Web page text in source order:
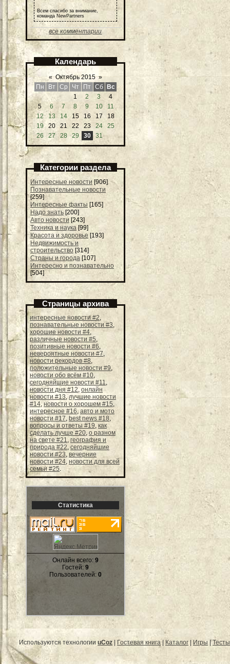
Всем спасибо за внимание,
команда NewPartners
все комментарии
Календарь
« Октябрь 2015 »
Пн
Вт Ср Чт Пт Сб Вс
1
2 3
4
5
6 7 8 9 10
11
12
13 14 15 16 17
18
19
20 21 22 23 24
25
26
27 28 29 30 31
Категории раздела
Интересные новости [906]
Познавательные новости
[259]
Интересные факты [165]
Надо знать [200]
Авто новости [243]
Техника и наука [99]
Красота и здоровье [193]
Недвижимость и
строительство [314]
Страны и города [107]
Интересно и познавательно
[504]
Страницы архива
интересные новости #2
познавательные новости #3
хорошие новости #4,
различные новости #5
позитивные новости #6
невероятные новости #7
новости рекордов #8
положительные новости #9
новости обо всём #10
сегодняйшие новости #11
новости дня #12 онлайн
новости #13 лучшие новости
#14,новости о хорошем #15
интересное #16,авто и мото
новости #17 best news #18
вопросы и ответы #19 как
сделать лучше #20 о разном
на свете #21 география и
природа #22 сегодняйшие
новости #23 вечерние
новости #24 новости для всей
семьи #25.
Статистика
Онлайн всего: 9
Гостей: 9
Пользователей: 0
Используются технологии uCoz | Гостевая книга | Каталог | Игры |Тесты